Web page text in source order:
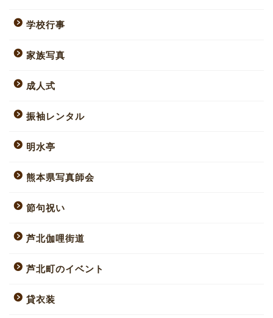
学校行事
家族写真
成人式
振袖レンタル
明水亭
熊本県写真師会
節句祝い
芦北伽哩街道
芦北町のイベント
貸衣装